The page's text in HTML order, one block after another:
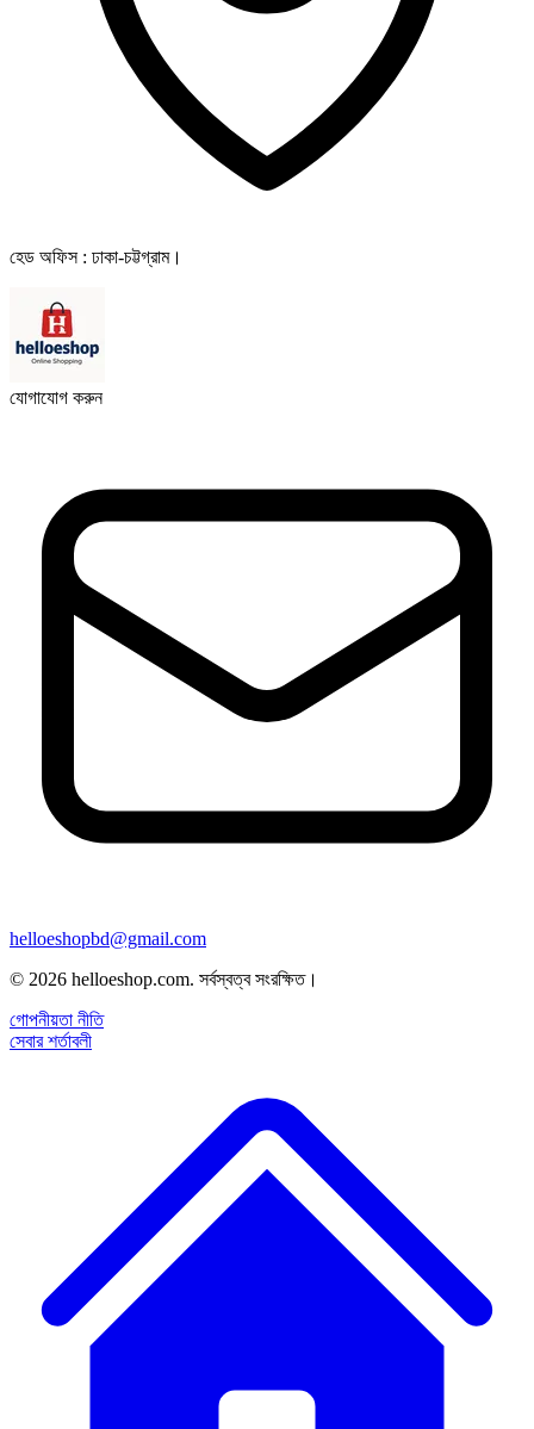
হেড অফিস : ঢাকা-চট্টগ্রাম।
যোগাযোগ করুন
helloeshopbd@gmail.com
© 2026 helloeshop.com. সর্বস্বত্ব সংরক্ষিত।
গোপনীয়তা নীতি
সেবার শর্তাবলী